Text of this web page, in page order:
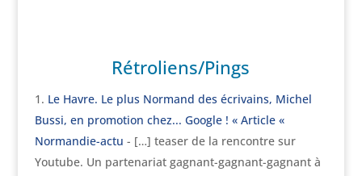
Rétroliens/Pings
Le Havre. Le plus Normand des écrivains, Michel
Bussi, en promotion chez... Google ! « Article «
Normandie-actu - […] teaser de la rencontre sur
Youtube. Un partenariat gagnant-gagnant-gagnant à